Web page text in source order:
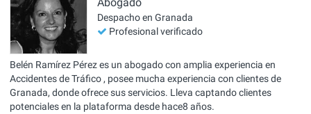
Despacho en Granada
Profesional verificado
Belén Ramírez Pérez es un abogado con amplia experiencia en
Accidentes de Tráfico , posee mucha experiencia con clientes de
Granada, donde ofrece sus servicios. Lleva captando clientes
potenciales en la plataforma desde hace8 años.